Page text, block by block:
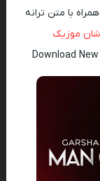
همراه با متن ترانه
موزیک
Download